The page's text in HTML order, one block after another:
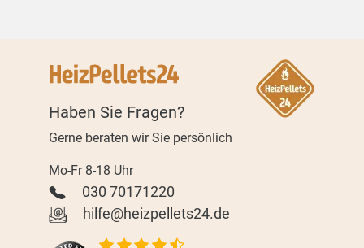
Haben Sie Fragen?
Gerne beraten wir Sie persönlich
Mo-Fr 8-18 Uhr
030 70171220
hilfe@heizpellets24.de